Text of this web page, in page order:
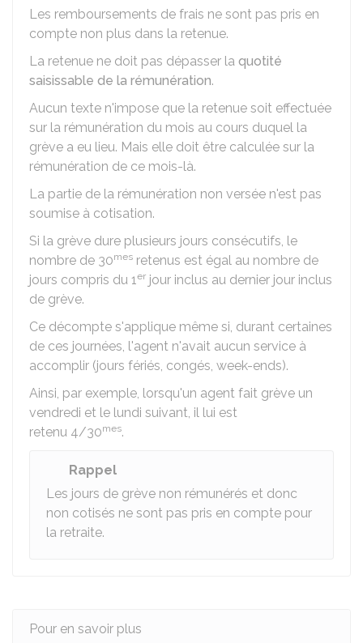
Les remboursements de frais ne sont pas pris en
compte non plus dans la retenue.
La retenue ne doit pas dépasser la quotité
saisissable de la rémunération.
Aucun texte n'impose que la retenue soit effectuée
sur la rémunération du mois au cours duquel la
grève a eu lieu. Mais elle doit être calculée sur la
rémunération de ce mois-là.
La partie de la rémunération non versée n'est pas
soumise à cotisation.
Si la grève dure plusieurs jours consécutifs, le
nombre de 30mes retenus est égal au nombre de
jours compris du 1er jour inclus au dernier jour inclus
de grève.
Ce décompte s'applique même si, durant certaines
de ces journées, l'agent n'avait aucun service à
accomplir (jours fériés, congés, week-ends).
Ainsi, par exemple, lorsqu'un agent fait grève un
vendredi et le lundi suivant, il lui est
retenu 4/30mes.
Rappel
Les jours de grève non rémunérés et donc
non cotisés ne sont pas pris en compte pour
la retraite.
Pour en savoir plus